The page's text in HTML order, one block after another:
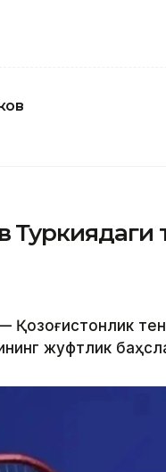
Туркиядаги
Қозоғистонлик
жуфтлик